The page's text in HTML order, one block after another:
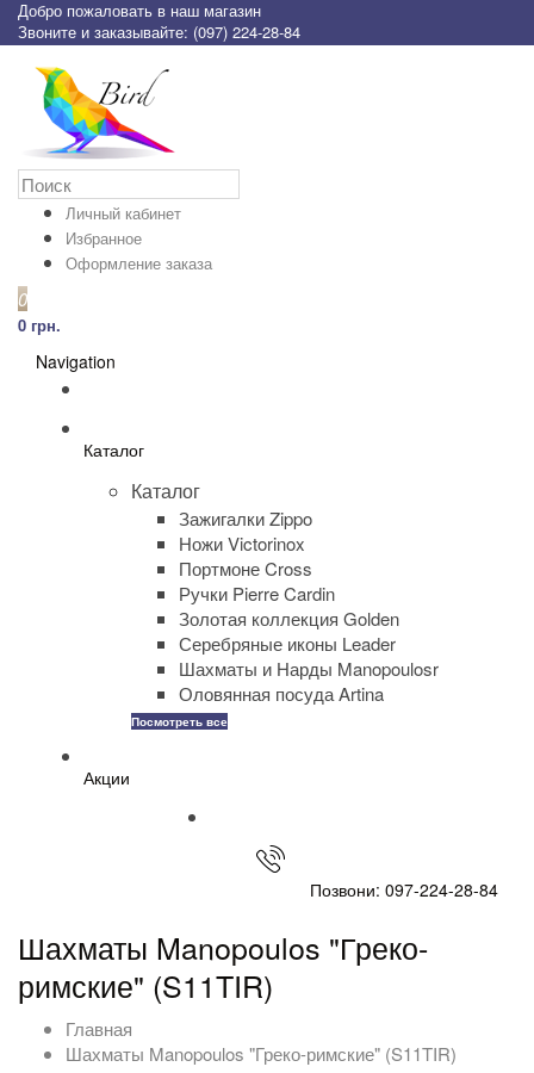
Добро пожаловать в наш магазин
Звоните и заказывайте: (097) 224-28-84
Личный кабинет
Избранное
Оформление заказа
0
0 грн.
Navigation
Каталог
Каталог
Зажигалки Zippo
Ножи Victorinox
Портмоне Cross
Ручки Pierre Cardin
Золотая коллекция Golden
Серебряные иконы Leader
Шахматы и Нарды Manopoulosr
Оловянная посуда Artina
Посмотреть все
Акции
Позвони: 097-224-28-84
Шахматы Manopoulos "Греко-
римские" (S11TIR)
Главная
Шахматы Manopoulos "Греко-римские" (S11TIR)